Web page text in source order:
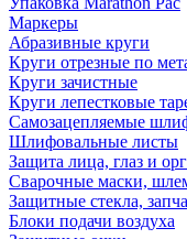
Маркеры
Абразивные круги
Круги отрезные по
Круги зачистные
Круги лепестковые
Самозацепляемые
Шлифовальные листы
Защита лица, глаз и
Сварочные маски,
Защитные стекла,
Блоки подачи воздуха